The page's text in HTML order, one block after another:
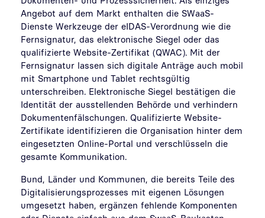
Angebot auf dem Markt enthalten die SWaaS-
Dienste Werkzeuge der eIDAS-Verordnung wie die
Fernsignatur, das elektronische Siegel oder das
qualifizierte Website-Zertifikat (QWAC). Mit der
Fernsignatur lassen sich digitale Anträge auch mobil
mit Smartphone und Tablet rechtsgültig
unterschreiben. Elektronische Siegel bestätigen die
Identität der ausstellenden Behörde und verhindern
Dokumentenfälschungen. Qualifizierte Website-
Zertifikate identifizieren die Organisation hinter dem
eingesetzten Online-Portal und verschlüsseln die
gesamte Kommunikation.
Bund, Länder und Kommunen, die bereits Teile des
Digitalisierungsprozesses mit eigenen Lösungen
umgesetzt haben, ergänzen fehlende Komponenten